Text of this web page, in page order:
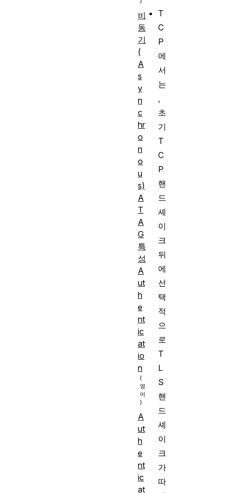
T
C
P
에
서
는
,
초
기
T
C
P
핸
드
셰
이
크
뒤
에
선
택
적
으
로
T
L
S
핸
드
셰
이
크
가
따
비
동
기
(
A
s
y
n
c
hr
o
n
o
u
s)
A
T
A
G
특
성
A
ut
h
e
nt
ic
at
io
n
A
ut
h
e
nt
ic
at